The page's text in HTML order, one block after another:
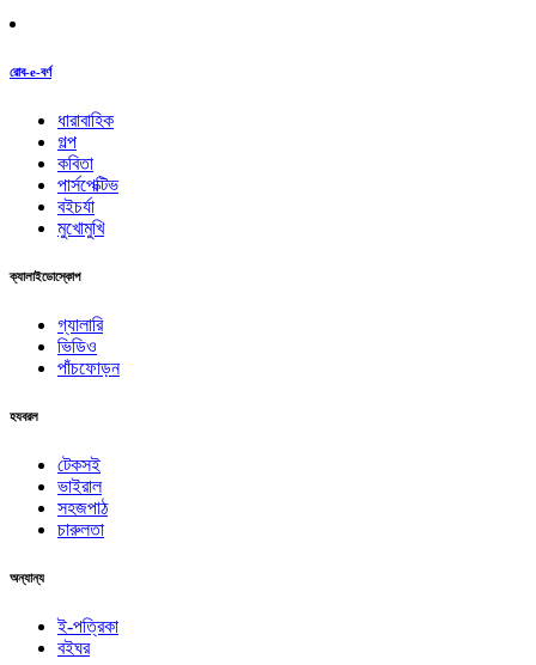
রোব-e-বর্ণ
ধারাবাহিক
গল্প
কবিতা
পার্সপেক্টিভ
বইচর্যা
মুখোমুখি
ক্যালাইডোস্কোপ
গ্যালারি
ভিডিও
পাঁচফোড়ন
হযবরল
টেকসই
ভাইরাল
সহজপাঠ
চারুলতা
অন্যান্য
ই-পত্রিকা
বইঘর